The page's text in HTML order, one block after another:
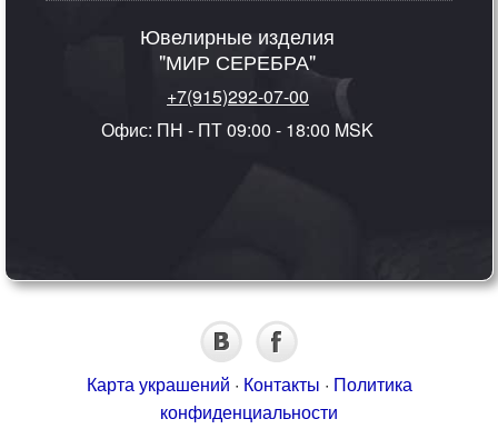
Ювелирные изделия
"МИР СЕРЕБРА"
+7(915)292-07-00
Офис: ПН - ПТ 09:00 - 18:00 MSK
Карта украшений · Контакты · Политика
конфиденциальности